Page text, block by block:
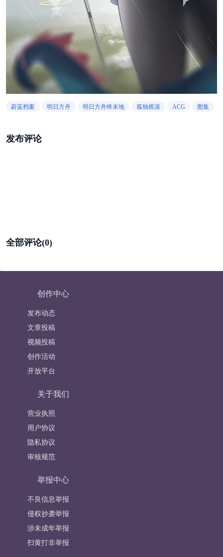
蔚蓝档案 明日方舟 明日方舟终末地 孤独摇滚 ACG 图集
发布评论
全部评论(0)
创作中心
发布动态
文章投稿
视频投稿
创作活动
开放平台
关于我们
营业执照
用户协议
隐私协议
审核规范
举报中心
不良信息举报
侵权抄袭举报
涉未成年举报
扫黄打非举报